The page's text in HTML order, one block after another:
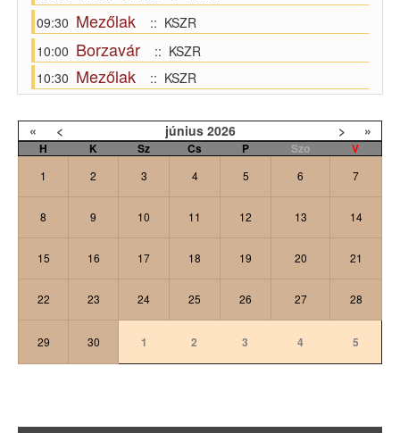
09:30 Mezőlak
:: KSZR
10:00 Borzavár
:: KSZR
10:30 Mezőlak :: KSZR
« < június 2026 > »
H K Sz Cs P Szo V
1 2 3 4 5 6 7
8 9 10 11 12 13 14
15 16 17 18 19 20 21
22 23 24 25 26 27 28
29 30 1 2 3 4 5